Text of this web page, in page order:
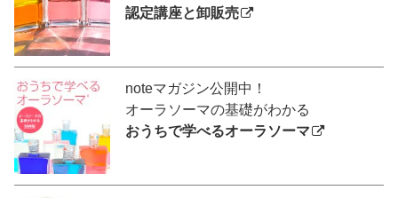
認定講座と卸販売
noteマガジン公開中！
オーラソーマの基礎がわかる
おうちで学べるオーラソーマ